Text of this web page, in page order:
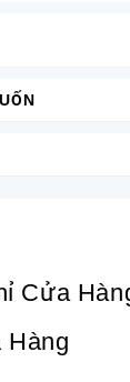
Cửa